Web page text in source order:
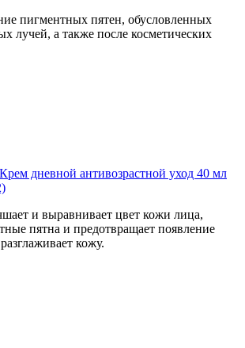
пигментных пятен, обусловленных
лучей, а также после косметических
дневной антивозрастной уход 40 мл
и выравнивает цвет кожи лица,
пятна и предотвращает появление
кожу.